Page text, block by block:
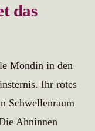
das
Mondin in den
Ihr rotes
Schwellenraum
Ahninnen